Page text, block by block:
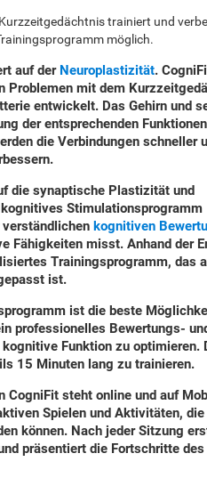
trainiert und
möglich.
auf der Neuroplastizität.
Problemen mit dem
entwickelt. Das Gehirn und
der entsprechenden
die Verbindungen schneller
die synaptische Plastizität und
Stimulationsprogramm
kognitiven
Fähigkeiten misst. Anhand der
Trainingsprogramm, das
ist.
ist die beste
professionelles Bewertungs-
Funktion zu optimieren.
15 Minuten lang zu trainieren.
CogniFit steht online und auf
Spielen und Aktivitäten,
können. Nach jeder Sitzung
präsentiert die Fortschritte